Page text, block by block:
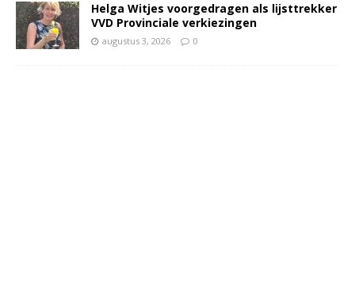
Helga Witjes voorgedragen als lijsttrekker
VVD Provinciale verkiezingen
augustus 3, 2026 0